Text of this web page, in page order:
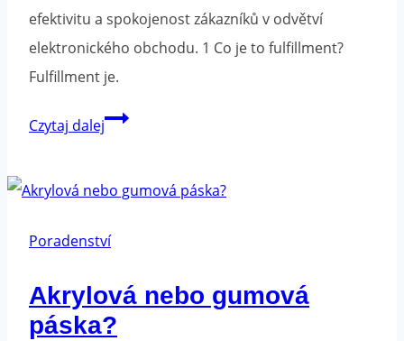
efektivitu a spokojenost zákazníků v odvětví
elektronického obchodu. 1 Co je to fulfillment?
Fulfillment je.
Czytaj dalejFulfillment
skladování
odvětví
elektronického
Poradenství
Akrylová nebo gumová
páska?